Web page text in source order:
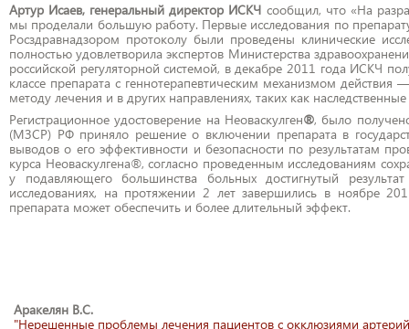
Артур Исаев, генеральный директор ИСКЧ сообщил, что «На
мы проделали большую работу. Первые исследования по
Росздравнадзором протоколу были проведены клинические
полностью удовлетворила экспертов Министерства
российской регуляторной системой, в декабре 2011 года ИСКЧ
классе препарата с геннотерапевтическим механизмом
методу лечения и в других направлениях, таких как
Регистрационное удостоверение на Неоваскулген®, было
(МЗСР) РФ приняло решение о включении препарата в
выводов о его эффективности и безопасности по результатам
курса Неоваскулгена®, согласно проведенным исследованиям
у подавляющего большинства больных достигнутый
исследованиях, на протяжении 2 лет завершились в ноябре
препарата может обеспечить и более длительный эффект.
Аракелян В.С.
"Нерешенные проблемы лечения пациентов с окклюзиями